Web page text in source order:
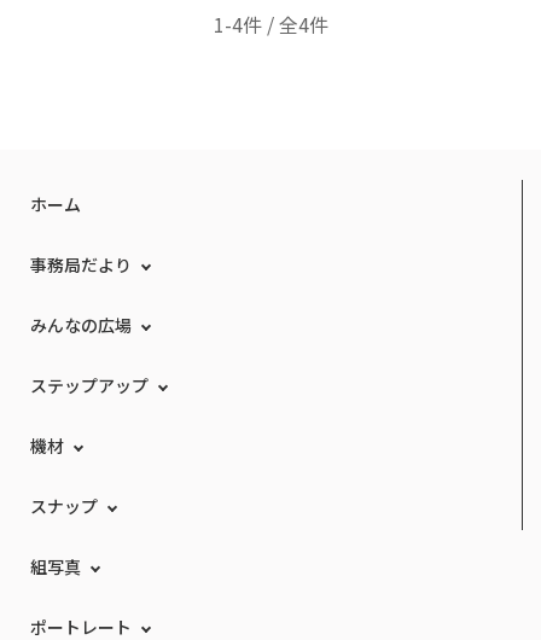
1-4件 / 全4件
ホーム
事務局だより
みんなの広場
ステップアップ
機材
スナップ
組写真
ポートレート